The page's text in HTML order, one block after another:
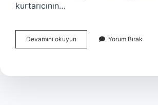
kurtarıcının…
Devamını okuyun
Inancı
Yorum Bırak